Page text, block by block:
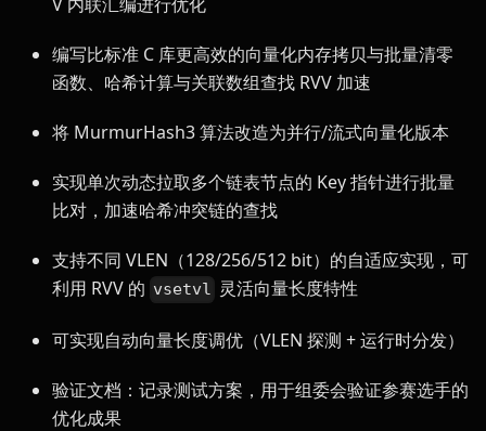
V 内联汇编进行优化
编写比标准 C 库更高效的向量化内存拷贝与批量清零
函数、哈希计算与关联数组查找 RVV 加速
将 MurmurHash3 算法改造为并行/流式向量化版本
实现单次动态拉取多个链表节点的 Key 指针进行批量
比对，加速哈希冲突链的查找
支持不同 VLEN（128/256/512 bit）的自适应实现，可
利用 RVV 的 vsetvl 灵活向量长度特性
可实现自动向量长度调优（VLEN 探测 + 运行时分发）
验证文档：记录测试方案，用于组委会验证参赛选手的
优化成果